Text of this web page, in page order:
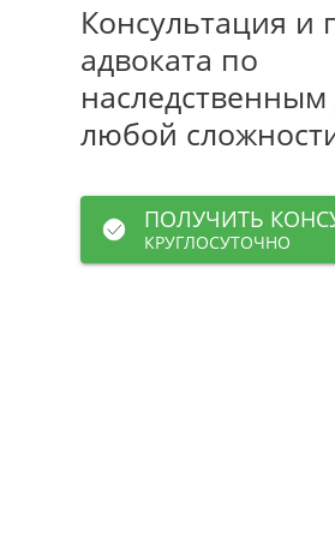
Консультация
адвоката по
любой
ПОЛУЧИТЬ
КРУГЛОСУТОЧНО